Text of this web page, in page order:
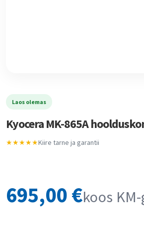
Laos olemas
Kyocera MK-865A
★★★★★Kiire tarne ja garantii
695,00€koos